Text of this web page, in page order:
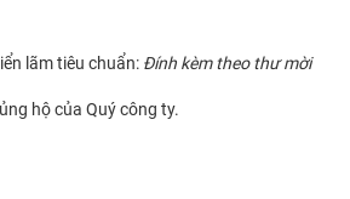
lãm tiêu chuẩn: Đính kèm theo thư mời
hộ của Quý công ty.
ơn!